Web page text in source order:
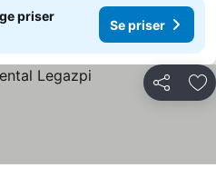
priser
Se priser
Del